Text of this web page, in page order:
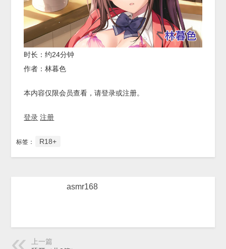
时长：约24分钟
作者：林暮色
本内容仅限会员查看，请登录或注册。
登录 注册
标签： R18+
asmr168
上一篇